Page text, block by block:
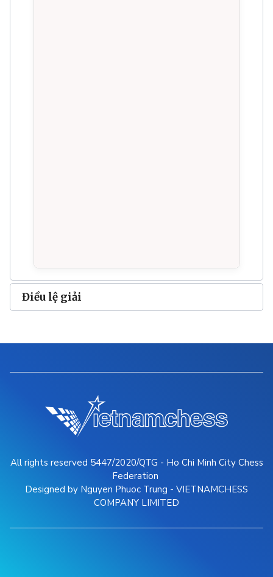
Điều lệ giải
All rights reserved 5447/2020/QTG - Ho Chi Minh City Chess
Federation
Designed by Nguyen Phuoc Trung - VIETNAMCHESS
COMPANY LIMITED